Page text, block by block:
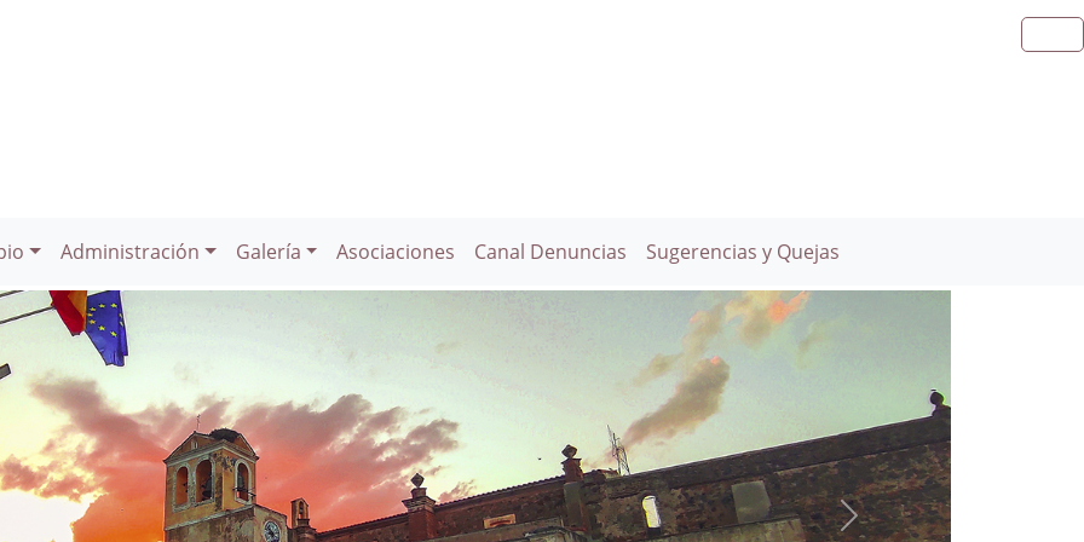
Administración Galería Asociaciones Canal Denuncias Sugerencias y Quejas